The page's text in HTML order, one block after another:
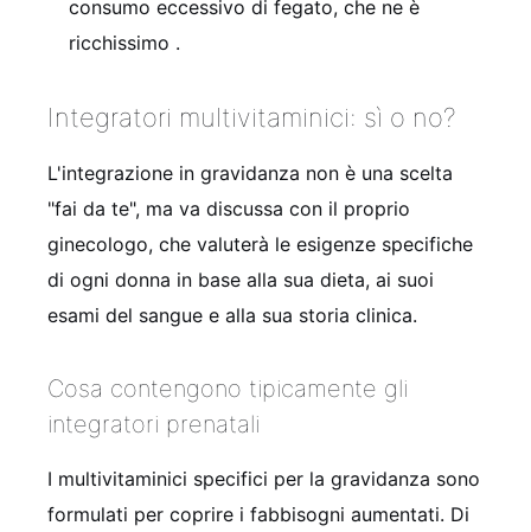
consumo eccessivo di fegato, che ne è
ricchissimo .
Integratori multivitaminici: sì o no?
L'integrazione in gravidanza non è una scelta
"fai da te", ma va discussa con il proprio
ginecologo, che valuterà le esigenze specifiche
di ogni donna in base alla sua dieta, ai suoi
esami del sangue e alla sua storia clinica.
Cosa contengono tipicamente gli
integratori prenatali
I multivitaminici specifici per la gravidanza sono
formulati per coprire i fabbisogni aumentati. Di